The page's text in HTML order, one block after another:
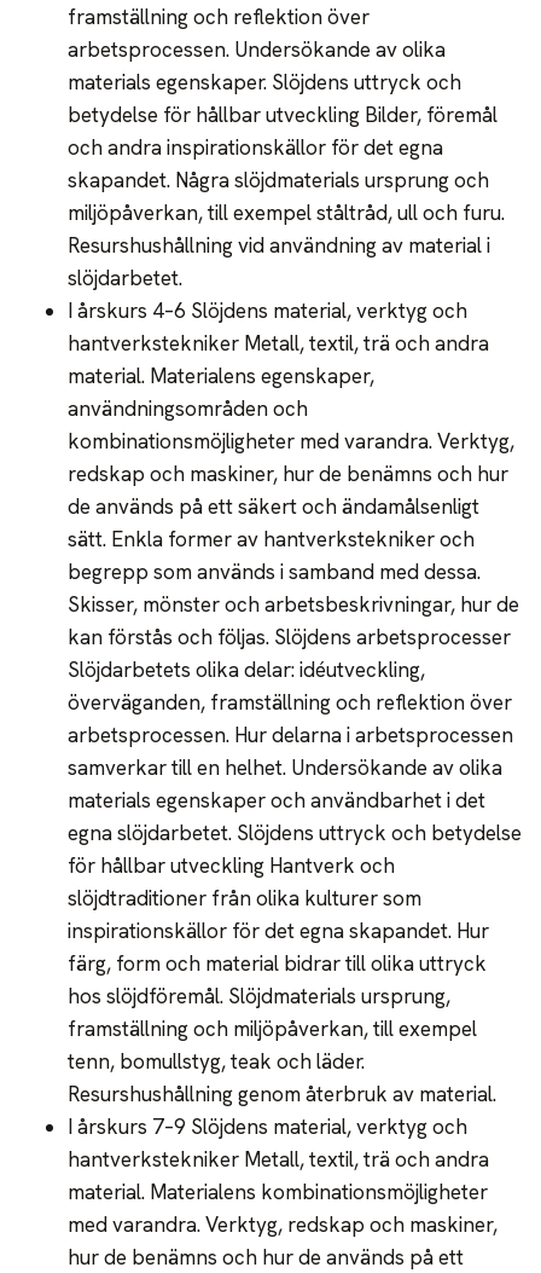
framställning och reflektion över
arbetsprocessen. Undersökande av olika
materials egenskaper. Slöjdens uttryck och
betydelse för hållbar utveckling Bilder, föremål
och andra inspirationskällor för det egna
skapandet. Några slöjdmaterials ursprung och
miljöpåverkan, till exempel ståltråd, ull och furu.
Resurshushållning vid användning av material i
slöjdarbetet.
I årskurs 4–6 Slöjdens material, verktyg och
hantverkstekniker Metall, textil, trä och andra
material. Materialens egenskaper,
användningsområden och
kombinationsmöjligheter med varandra. Verktyg,
redskap och maskiner, hur de benämns och hur
de används på ett säkert och ändamålsenligt
sätt. Enkla former av hantverkstekniker och
begrepp som används i samband med dessa.
Skisser, mönster och arbetsbeskrivningar, hur de
kan förstås och följas. Slöjdens arbetsprocesser
Slöjdarbetets olika delar: idéutveckling,
överväganden, framställning och reflektion över
arbetsprocessen. Hur delarna i arbetsprocessen
samverkar till en helhet. Undersökande av olika
materials egenskaper och användbarhet i det
egna slöjdarbetet. Slöjdens uttryck och betydelse
för hållbar utveckling Hantverk och
slöjdtraditioner från olika kulturer som
inspirationskällor för det egna skapandet. Hur
färg, form och material bidrar till olika uttryck
hos slöjdföremål. Slöjdmaterials ursprung,
framställning och miljöpåverkan, till exempel
tenn, bomullstyg, teak och läder.
Resurshushållning genom återbruk av material.
I årskurs 7–9 Slöjdens material, verktyg och
hantverkstekniker Metall, textil, trä och andra
material. Materialens kombinationsmöjligheter
med varandra. Verktyg, redskap och maskiner,
hur de benämns och hur de används på ett